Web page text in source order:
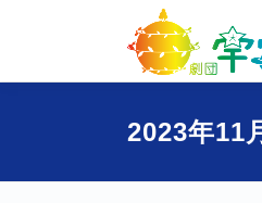
ン
キ
2023年11